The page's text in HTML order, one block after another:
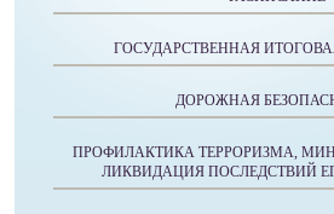
ГОСУДАРСТВЕННАЯ
ДОРОЖНАЯ
ПРОФИЛАКТИКА ТЕРРОРИЗМА,
ЛИКВИДАЦИЯ ПОСЛЕДСТВИЙ